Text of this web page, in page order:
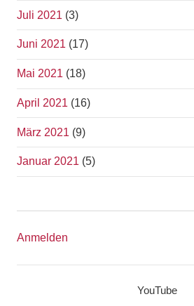
Juli 2021 (3)
Juni 2021 (17)
Mai 2021 (18)
April 2021 (16)
März 2021 (9)
Januar 2021 (5)
Anmelden
YouTube